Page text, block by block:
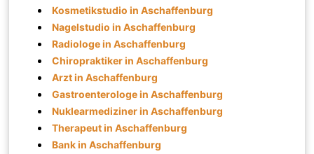
Kosmetikstudio in Aschaffenburg
Nagelstudio in Aschaffenburg
Radiologe in Aschaffenburg
Chiropraktiker in Aschaffenburg
Arzt in Aschaffenburg
Gastroenterologe in Aschaffenburg
Nuklearmediziner in Aschaffenburg
Therapeut in Aschaffenburg
Bank in Aschaffenburg